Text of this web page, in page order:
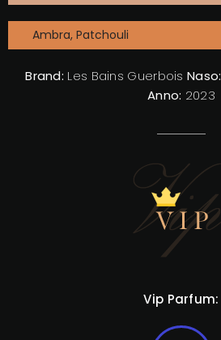
Ambra, Patchouli
Brand: Les Bains GuerboisNaso:
Anno: 2023
Vip Parfum: